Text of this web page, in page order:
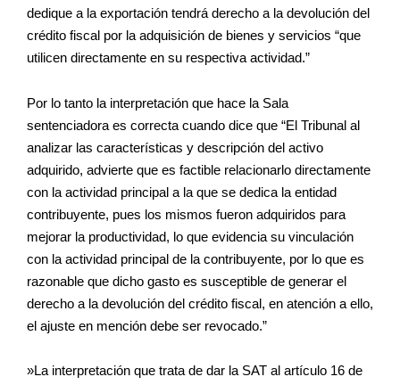
dedique a la exportación tendrá derecho a la devolución del
crédito fiscal por la adquisición de bienes y servicios “que
utilicen directamente en su respectiva actividad.”
Por lo tanto la interpretación que hace la Sala
sentenciadora es correcta cuando dice que “El Tribunal al
analizar las características y descripción del activo
adquirido, advierte que es factible relacionarlo directamente
con la actividad principal a la que se dedica la entidad
contribuyente, pues los mismos fueron adquiridos para
mejorar la productividad, lo que evidencia su vinculación
con la actividad principal de la contribuyente, por lo que es
razonable que dicho gasto es susceptible de generar el
derecho a la devolución del crédito fiscal, en atención a ello,
el ajuste en mención debe ser revocado.”
»La interpretación que trata de dar la SAT al artículo 16 de